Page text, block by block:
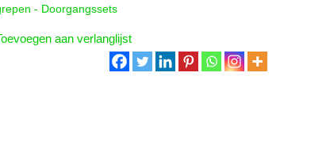
- Doorgangssets
aan verlanglijst